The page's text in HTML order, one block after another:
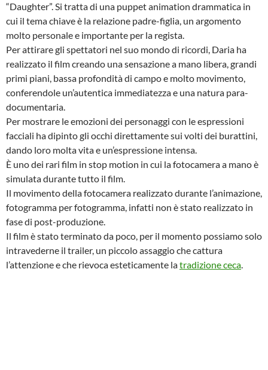
“Daughter”. Si tratta di una puppet animation drammatica in
cui il tema chiave è la relazione padre-figlia, un argomento
molto personale e importante per la regista.
Per attirare gli spettatori nel suo mondo di ricordi, Daria ha
realizzato il film creando una sensazione a mano libera, grandi
primi piani, bassa profondità di campo e molto movimento,
conferendole un’autentica immediatezza e una natura para-
documentaria.
Per mostrare le emozioni dei personaggi con le espressioni
facciali ha dipinto gli occhi direttamente sui volti dei burattini,
dando loro molta vita e un’espressione intensa.
È uno dei rari film in stop motion in cui la fotocamera a mano è
simulata durante tutto il film.
Il movimento della fotocamera realizzato durante l’animazione,
fotogramma per fotogramma, infatti non è stato realizzato in
fase di post-produzione.
Il film è stato terminato da poco, per il momento possiamo solo
intravederne il trailer, un piccolo assaggio che cattura
l’attenzione e che rievoca esteticamente latradizione ceca.